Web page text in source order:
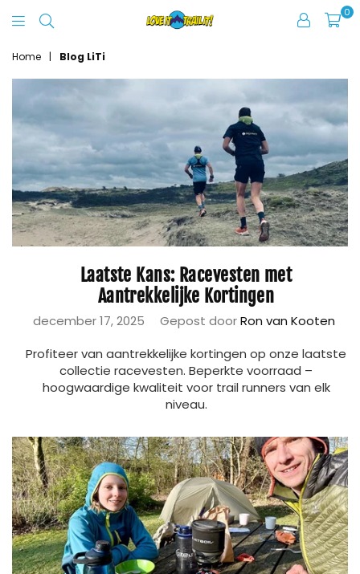
It
Trail
It
0
Home | Blog LiTi
Laatste Kans: Racevesten met
Aantrekkelijke Kortingen
december 17, 2025 Gepost doorRon van Kooten
Profiteer van aantrekkelijke kortingen op onze laatste
collectie racevesten. Beperkte voorraad –
hoogwaardige kwaliteit voor trail runners van elk
niveau.